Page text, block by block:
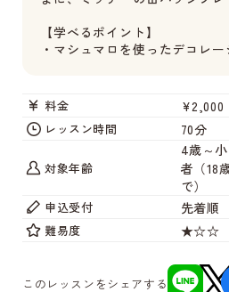
【学べるポイント】
・マシュマロを使ったデコレー
料金 ¥2,000
レッスン時間 70分
対象年齢
4歳～
者（18
で）
申込受付 先着順
難易度 ★☆☆
このレッスンをシェアする